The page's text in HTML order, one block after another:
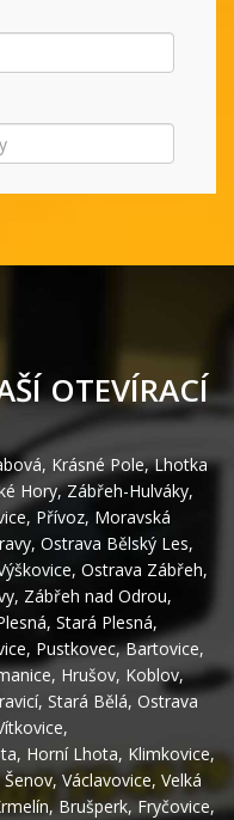
OTEVÍRACÍ
, Krásné Pole,Lhotka
Hory,Zábřeh-Hulváky,
, Přívoz, Moravská
, Ostrava Bělský Les,
, Ostrava Zábřeh,
, Zábřeh nad Odrou,
, Stará Plesná,
, Pustkovec,Bartovice,
, Hrušov, Koblov,
, Stará Bělá, Ostrava
,
, Horní Lhota, Klimkovice,
Šenov,Václavovice, Velká
,Brušperk,Fryčovice,